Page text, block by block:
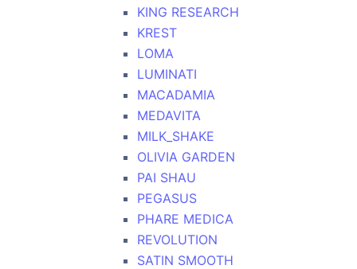
KING RESEARCH
KREST
LOMA
LUMINATI
MACADAMIA
MEDAVITA
MILK_SHAKE
OLIVIA GARDEN
PAI SHAU
PEGASUS
PHARE MEDICA
REVOLUTION
SATIN SMOOTH